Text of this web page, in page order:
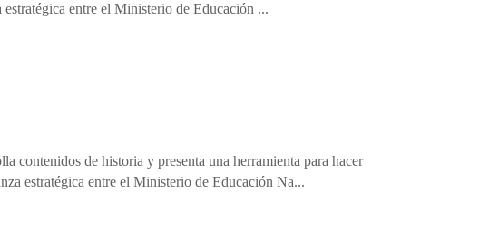
entre el Ministerio de Educación ...
contenidos de historia y presenta una herramienta para hacer
estratégica entre el Ministerio de Educación Na...